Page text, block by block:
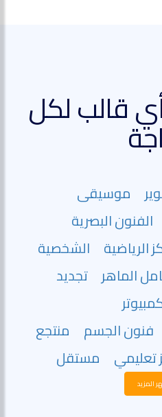
قالب لكل
موسيقى
الفنون البصرية
الرياضية الشخصية
الماهر تجديد
فنون الجسم
منتجع
تعليمي مستقل
المزيد